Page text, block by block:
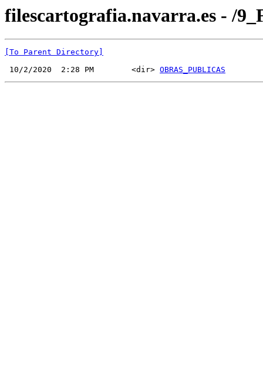
filescartografia.navarra.es - /
[To Parent Directory]
10/2/2020  2:28 PM        <dir> OBRAS_PUBLICAS